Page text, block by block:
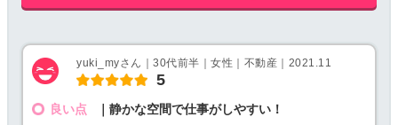
yuki_myさん｜30代前半｜女性｜不動産｜2021.11
5
良い点 ｜静かな空間で仕事がしやすい！